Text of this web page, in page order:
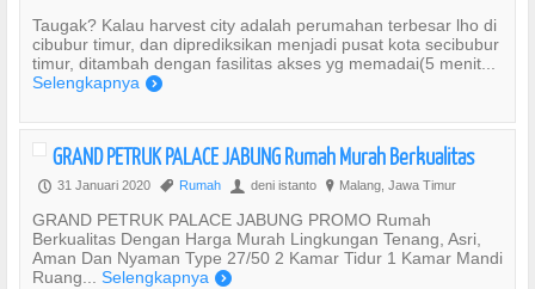
Taugak? Kalau harvest city adalah perumahan terbesar lho di
cibubur timur, dan diprediksikan menjadi pusat kota secibubur
timur, ditambah dengan fasilitas akses yg memadai(5 menit...
Selengkapnya )
GRAND PETRUK PALACE JABUNG Rumah Murah Berkualitas
P 31 Januari 2020 , Rumah U deni istanto ? Malang, Jawa Timur
GRAND PETRUK PALACE JABUNG PROMO Rumah
Berkualitas Dengan Harga Murah Lingkungan Tenang, Asri,
Aman Dan Nyaman Type 27/50 2 Kamar Tidur 1 Kamar Mandi
Ruang... Selengkapnya )